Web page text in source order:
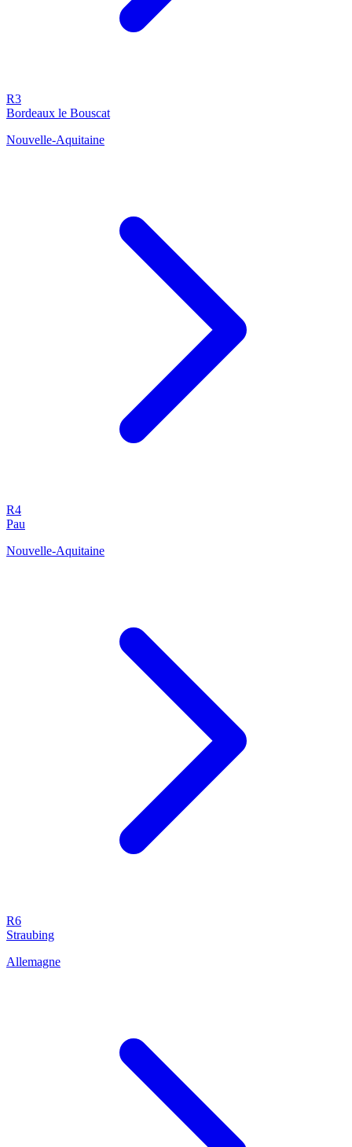
R3
Bordeaux le Bouscat
Nouvelle-Aquitaine
R4
Pau
Nouvelle-Aquitaine
R6
Straubing
Allemagne